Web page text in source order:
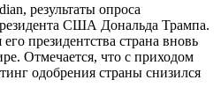
результаты опроса
США Дональда Трампа.
президентства страна вновь
Отмечается, что с приходом
одобрения страны снизился